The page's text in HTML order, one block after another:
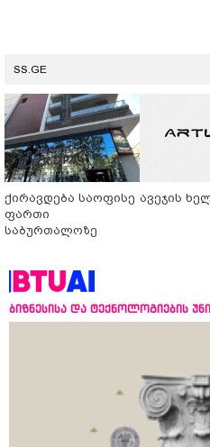
SS.GE
ქირავდება საოფისე
ფართი
საბურთალოზე
ავეჯის
ბიზნესისა და ტექნოლოგიების